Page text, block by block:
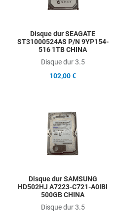
Disque dur SEAGATE
ST31000524AS P/N 9YP154-
516 1TB CHINA
Disque dur 3.5
102,00 €
Add to Compare
Disque dur SAMSUNG
HD502HJ A7223-C721-A0IBI
500GB CHINA
Disque dur 3.5